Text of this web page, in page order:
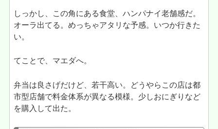
しっかし、この角にある食堂、ハンパナイ老舗感だ。
オーラ出てる。めっちゃアタリな予感。いつか行きた
い。
てことで、マエダへ。
弁当は良さげだけど、若干高い。どうやらこの店は都
市型店舗で料金体系が異なる模様。少しおにぎりなど
を購入して出た。